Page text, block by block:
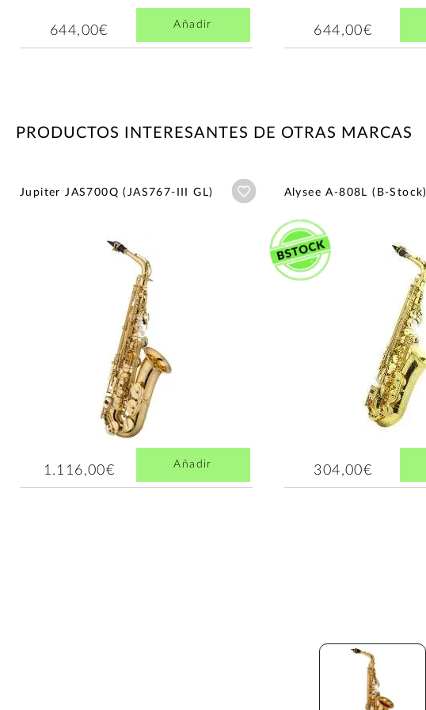
644,00€ Añadir 644,00€
PRODUCTOS INTERESANTES DE OTRAS MARCAS
Jupiter JAS700Q (JAS767-III GL) Añadir a wishlist
1.116,00€ Añadir
Alysee A-808L (B-Stock)
304,00€